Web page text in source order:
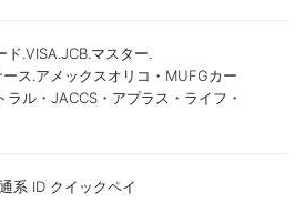
ド.VISA.JCB.マスター.
ース.アメックスオリコ・MUFGカー
ラル・JACCS・アプラス・ライフ・
系 ID クイックペイ